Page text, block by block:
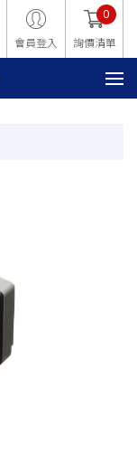
會員登入 詢價清單
0